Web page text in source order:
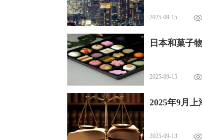
2025-09-15
日本和菓子
2025-09-15
2025年9月
2025-09-13